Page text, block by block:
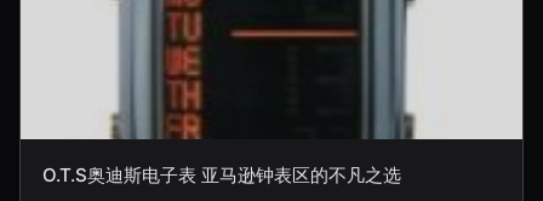
O.T.S奥迪斯电子表 亚马逊钟表区的不凡之选